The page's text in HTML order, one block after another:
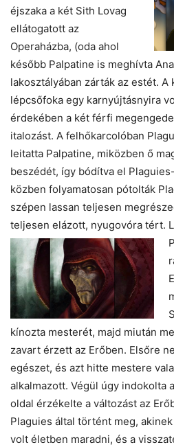
éjszaka a két Sith Lovag
ellátogatott az
Operaházba, (oda ahol
később Palpatine is meghívta
lakosztályában zárták az estét.
lépcsőfoka egy karnyújtásnyira
érdekében a két férfi
italozást. A felhőkarcolóban
leitatta Palpatine, miközben ő
beszédét, így bódítva el
közben folyamatosan pótolták
szépen lassan teljesen
teljesen elázott, nyugovóra tért.
kínozta mesterét, majd miután
zavart érzett az Erőben. Elsőre
egészet, és azt hitte mestere
alkalmazott. Végül úgy indokolta
oldal érzékelte a változást az
Plaguies által történt meg,
volt életben maradni, és a